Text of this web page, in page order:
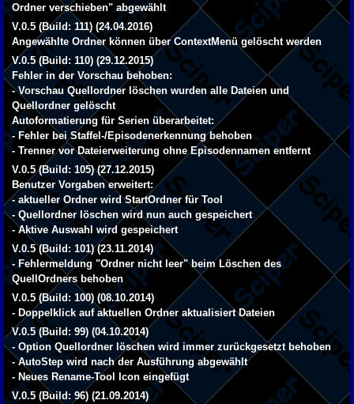
Ordner verschieben" abgewählt
V.0.5 (Build: 111) (24.04.2016)
Angewählte Ordner können über ContextMenü gelöscht werden
V.0.5 (Build: 110) (29.12.2015)
Fehler in der Vorschau behoben:
- Vorschau Quellordner löschen wurden alle Dateien und
Quellordner gelöscht
Autoformatierung für Serien überarbeitet:
- Fehler bei Staffel-/Episodenerkennung behoben
- Trenner vor Dateierweiterung ohne Episodennamen entfernt
V.0.5 (Build: 105) (27.12.2015)
Benutzer Vorgaben erweitert:
- aktueller Ordner wird StartOrdner für Tool
- Quellordner löschen wird nun auch gespeichert
- Aktive Auswahl wird gespeichert
V.0.5 (Build: 101) (23.11.2014)
- Fehlermeldung "Ordner nicht leer" beim Löschen des
QuellOrdners behoben
V.0.5 (Build: 100) (08.10.2014)
- Doppelklick auf aktuellen Ordner aktualisiert Dateien
V.0.5 (Build: 99) (04.10.2014)
- Option Quellordner löschen wird immer zurückgesetzt behoben
- AutoStep wird nach der Ausführung abgewählt
- Neues Rename-Tool Icon eingefügt
V.0.5 (Build: 96) (21.09.2014)